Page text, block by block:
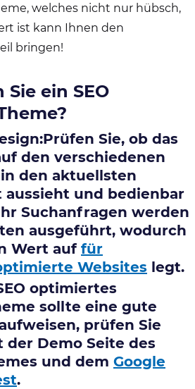
welches nicht nur hübsch,
ist kann Ihnen den
bringen!
ein SEO
Sie, ob das
den verschiedenen
den aktuellsten
aussieht und bedienbar
Suchanfragen werden
ausgeführt, wodurch
Wert auf für
Websites legt.
optimiertes
sollte eine gute
prüfen Sie
der Demo Seite des
und dem Google
.